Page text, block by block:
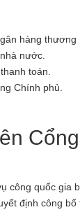
hàng thương
nước.
toán.
Chính phủ.
công quốc gia
định công